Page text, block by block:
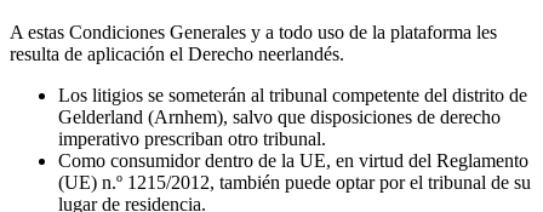
A estas Condiciones Generales y a todo uso de la plataforma les
resulta de aplicación el Derecho neerlandés.
Los litigios se someterán al tribunal competente del distrito de
Gelderland (Arnhem), salvo que disposiciones de derecho
imperativo prescriban otro tribunal.
Como consumidor dentro de la UE, en virtud del Reglamento
(UE) n.º 1215/2012, también puede optar por el tribunal de su
lugar de residencia.